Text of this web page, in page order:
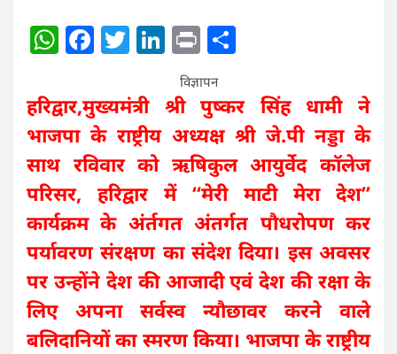
WhatsApp
Facebook
Twitter
LinkedIn
Print
विज्ञापन
हरिद्वार,मुख्यमंत्री श्री पुष्कर सिंह धामी ने
भाजपा के राष्ट्रीय अध्यक्ष श्री जे.पी नड्डा के
साथ रविवार को ऋषिकुल आयुर्वेद कॉलेज
परिसर, हरिद्वार में “मेरी माटी मेरा देश”
कार्यक्रम के अंर्तगत अंतर्गत पौधरोपण कर
पर्यावरण संरक्षण का संदेश दिया। इस अवसर
पर उन्होंने देश की आजादी एवं देश की रक्षा के
लिए अपना सर्वस्व न्यौछावर करने वाले
बलिदानियों का स्मरण किया। भाजपा के राष्ट्रीय